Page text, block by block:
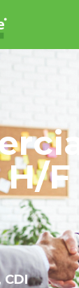
F
CDI